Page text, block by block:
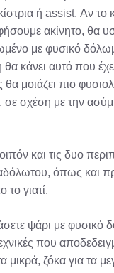
ή assist. Αν το
ακίνητο, θα
με φυσικό
κάνει αυτό που
μοιάζει πιο
σε σχέση με την
και τις δυο
όπως και
το γιατί.
ψάρι με φυσικό
που
μικρά, ζόκα για τα